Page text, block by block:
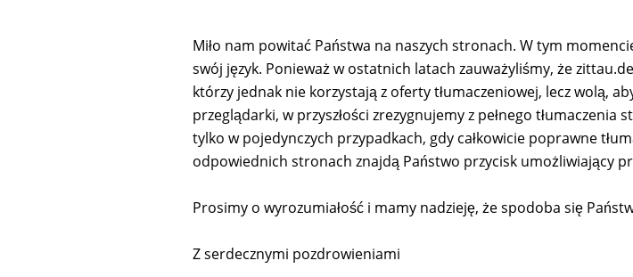
Miło nam powitać Państwa na naszych stronach. W tym
swój język. Ponieważ w ostatnich latach zauważyliśmy, że
którzy jednak nie korzystają z oferty tłumaczeniowej, lecz wolą,
przeglądarki, w przyszłości zrezygnujemy z pełnego
tylko w pojedynczych przypadkach, gdy całkowicie poprawne
odpowiednich stronach znajdą Państwo przycisk umożliwiający
Prosimy o wyrozumiałość i mamy nadzieję, że spodoba się
Z serdecznymi pozdrowieniami